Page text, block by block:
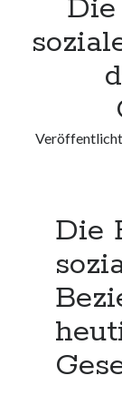
Neueste
Keine
Juli 2026
März 2026
Januar 2026
Dezember 2025
Oktober 2025
September 2025
Die